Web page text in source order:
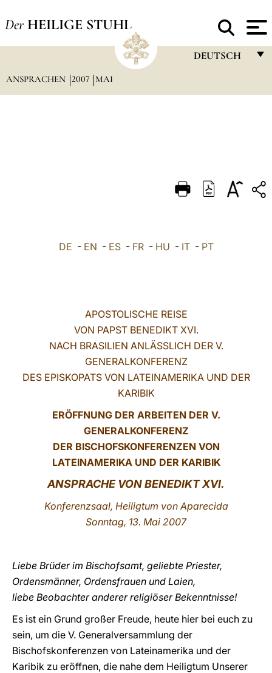
Der HEILIGE STUHL
DEUTSCH
DEUTSCH
العربيّة
ANSPRACHEN 2007 MAI
DE - EN - ES- FR- HU - IT- PT
APOSTOLISCHE REISE
VON PAPST BENEDIKT XVI.
NACH BRASILIEN ANLÄSSLICH DER V.
GENERALKONFERENZ
DES EPISKOPATS VON LATEINAMERIKA UND DER
KARIBIK
ERÖFFNUNG DER ARBEITEN DER V.
GENERALKONFERENZ
DER BISCHOFSKONFERENZEN VON
LATEINAMERIKA UND DER KARIBIK
ANSPRACHE VON BENEDIKT XVI.
Konferenzsaal, Heiligtum von Aparecida
Sonntag, 13. Mai 2007
Liebe Brüder im Bischofsamt, geliebte Priester,
Ordensmänner, Ordensfrauen und Laien,
liebe Beobachter anderer religiöser Bekenntnisse!
Es ist ein Grund großer Freude, heute hier bei euch zu
sein, um die V. Generalversammlung der
Bischofskonferenzen von Lateinamerika und der
Karibik zu eröffnen, die nahe dem Heiligtum Unserer